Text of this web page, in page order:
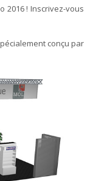
2016 ! Inscrivez-vous
conçu par